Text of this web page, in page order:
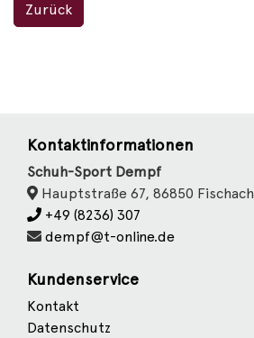
Zurück
Kontaktinformationen
Schuh-Sport Dempf
Hauptstraße 67, 86850 Fischach
+49 (8236) 307
dempf@t-online.de
Kundenservice
Kontakt
Datenschutz